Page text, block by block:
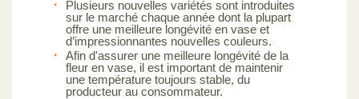
Plusieurs nouvelles variétés sont introduites
sur le marché chaque année dont la plupart
offre une meilleure longévité en vase et
d’impressionnantes nouvelles couleurs.
Afin d'assurer une meilleure longévité de la
fleur en vase, il est important de maintenir
une température toujours stable, du
producteur au consommateur.